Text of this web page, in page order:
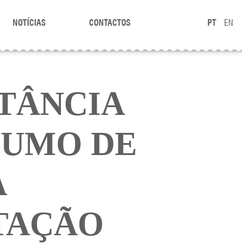
PT EN
NOTÍCIAS CONTACTOS
DE